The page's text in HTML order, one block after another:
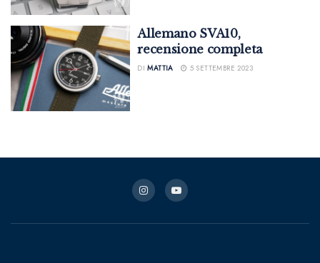
Allemano SVA10,
recensione completa
DI MATTIA 5 SETTEMBRE 2023